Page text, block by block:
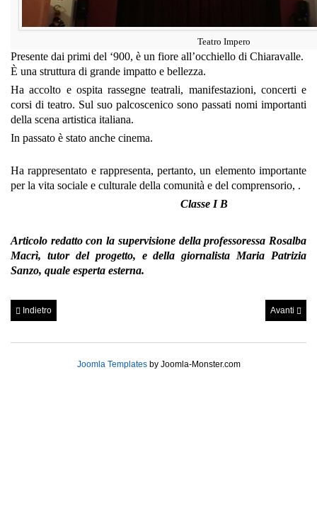
Teatro Impero
Presente dai primi del ‘900, è un fiore all’occhiello di Chiaravalle.
È una struttura di grande impatto e bellezza.
Ha accolto e ospita rassegne teatrali, manifestazioni, concerti e
corsi di teatro. Sul suo palcoscenico sono passati nomi importanti
della scena artistica italiana.
In passato è stato anche cinema.
Ha rappresentato e rappresenta, pertanto, un elemento importante
per la vita sociale e culturale della comunità e del comprensorio, .
Classe I B
Articolo redatto con la supervisione della professoressa Rosalba
Macrì, tutor del progetto, e della giornalista Maria Patrizia
Sanzo, quale esperta esterna.
Indietro Avanti
Joomla Templatesby Joomla-Monster.com